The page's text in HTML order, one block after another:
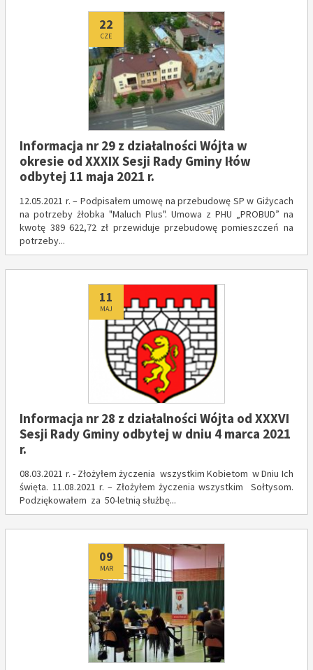
Dodano
22
CZE
Informacja nr 29 z działalności Wójta w
okresie od XXXIX Sesji Rady Gminy Iłów
odbytej 11 maja 2021 r.
12.05.2021 r. – Podpisałem umowę na przebudowę SP w Giżycach
na potrzeby żłobka "Maluch Plus". Umowa z PHU „PROBUD” na
kwotę 389 622,72 zł przewiduje przebudowę pomieszczeń na
potrzeby...
Dodano
11
MAJ
Informacja nr 28 z działalności Wójta od XXXVI
Sesji Rady Gminy odbytej w dniu 4 marca 2021
r.
08.03.2021 r. - Złożyłem życzenia wszystkim Kobietom w Dniu Ich
święta. 11.08.2021 r. – Złożyłem życzenia wszystkim Sołtysom.
Podziękowałem za 50-letnią służbę...
Dodano
09
MAR